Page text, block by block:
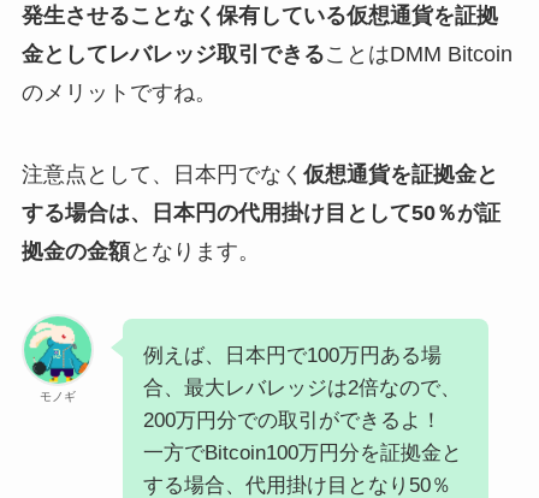
発生させることなく保有している仮想通貨を証拠
金としてレバレッジ取引できることはDMM Bitcoin
のメリットですね。
注意点として、日本円でなく 仮想通貨を証拠金と
する場合は、日本円の代用掛け目として50％が証
拠金の金額となります。
モノギ
例えば、日本円で100万円ある場
合、最大レバレッジは2倍なので、
200万円分での取引ができるよ！
一方でBitcoin100万円分を証拠金と
する場合、代用掛け目となり50％